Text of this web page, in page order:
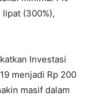
(300%),
Investasi
menjadi Rp 200
masif dalam